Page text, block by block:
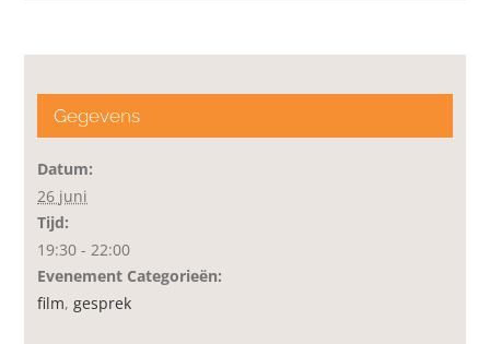
Gegevens
Datum:
26 juni
Tijd:
19:30 - 22:00
Evenement Categorieën:
film,gesprek